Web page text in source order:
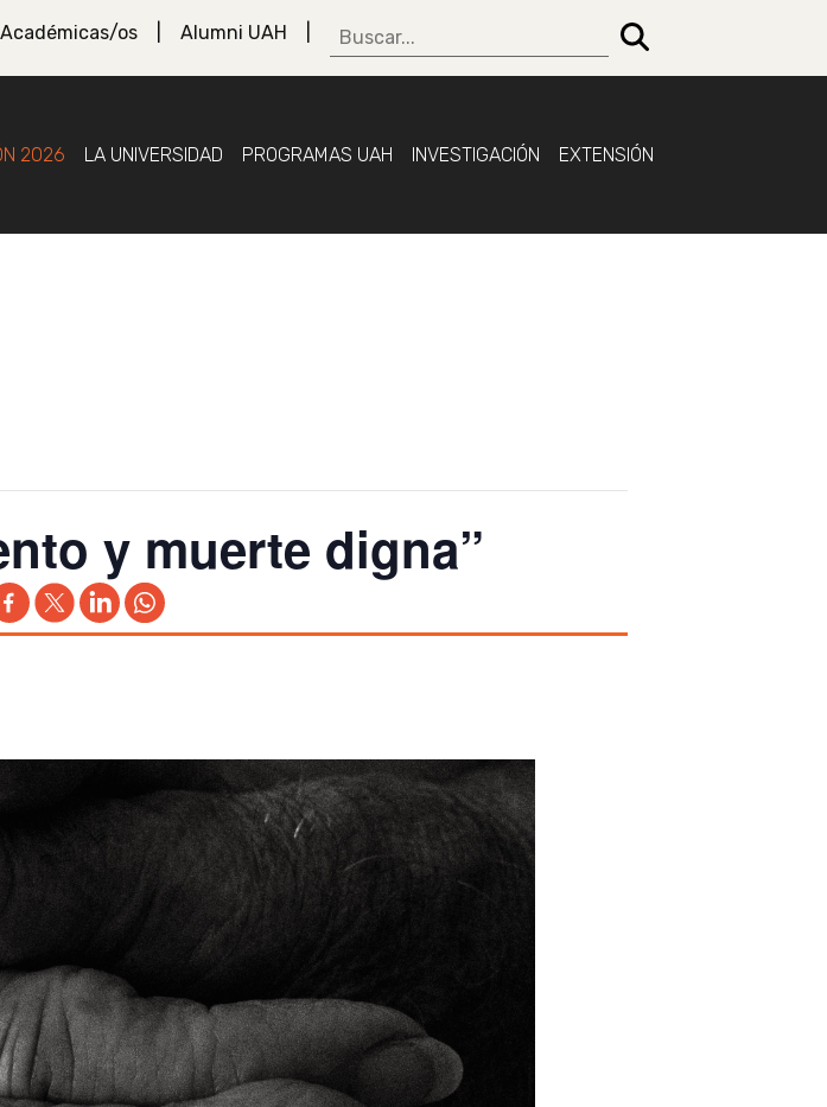
Académicas/os Alumni UAH
2026 LA UNIVERSIDAD PROGRAMAS UAH INVESTIGACIÓN EXTENSIÓN
y muerte digna”